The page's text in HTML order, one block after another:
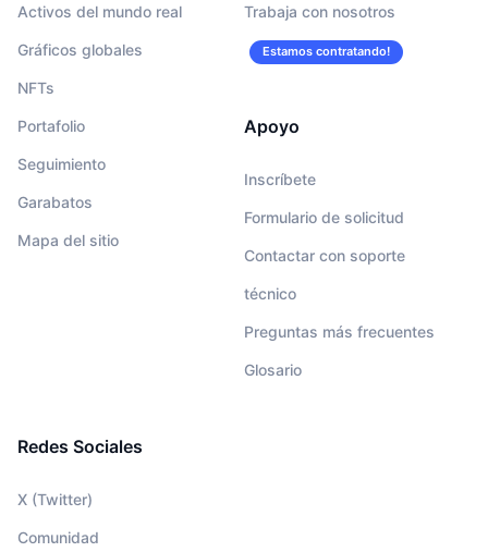
Activos del mundo real
Gráficos globales
NFTs
Portafolio
Seguimiento
Garabatos
Mapa del sitio
Trabaja con nosotros
Estamos contratando!
Apoyo
Inscríbete
Formulario de solicitud
Contactar con soporte
técnico
Preguntas más frecuentes
Glosario
Redes Sociales
X (Twitter)
Comunidad